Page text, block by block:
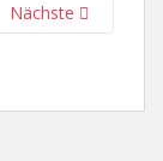
Nächste